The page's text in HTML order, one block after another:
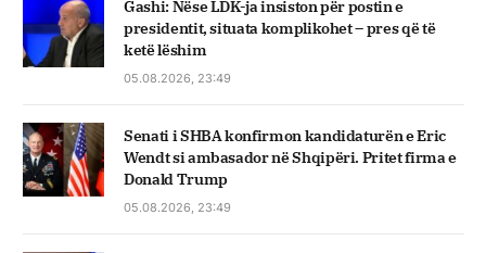
Gashi: Nëse LDK-ja insiston për postin e
presidentit, situata komplikohet – pres që të
ketë lëshim
05.08.2026, 23:49
Senati i SHBA konfirmon kandidaturën e Eric
Wendt si ambasador në Shqipëri. Pritet firma e
Donald Trump
05.08.2026, 23:49